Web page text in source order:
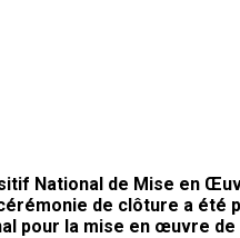
National de Mise en
de clôture a
pour la mise en œuvre